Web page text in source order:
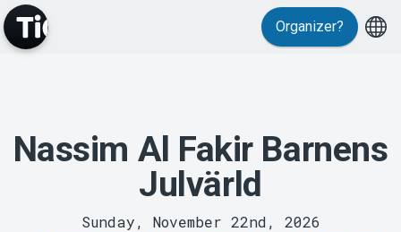
MyTickster
Organizer?
Nassim Al Fakir Barnens
Julvärld
Sunday, November 22nd, 2026